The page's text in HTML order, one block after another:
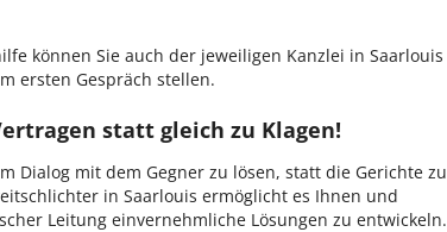
können Sie auch der jeweiligen Kanzlei in Saarlouis
ersten Gespräch stellen.
statt gleich zu Klagen!
Dialog mit dem Gegner zu lösen, statt die Gerichte zu
in Saarlouis ermöglicht es Ihnen und
Leitung einvernehmliche Lösungen zu entwickeln.